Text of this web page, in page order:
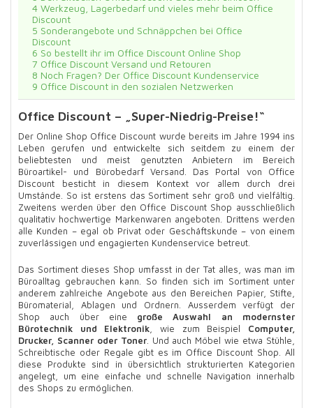
4 Werkzeug, Lagerbedarf und vieles mehr beim Office
Discount
5 Sonderangebote und Schnäppchen bei Office
Discount
6 So bestellt ihr im Office Discount Online Shop
7 Office Discount Versand und Retouren
8 Noch Fragen? Der Office Discount Kundenservice
9 Office Discount in den sozialen Netzwerken
Office Discount – „Super-Niedrig-Preise!“
Der Online Shop Office Discount wurde bereits im Jahre 1994 ins
Leben gerufen und entwickelte sich seitdem zu einem der
beliebtesten und meist genutzten Anbietern im Bereich
Büroartikel- und Bürobedarf Versand. Das Portal von Office
Discount besticht in diesem Kontext vor allem durch drei
Umstände. So ist erstens das Sortiment sehr groß und vielfältig.
Zweitens werden über den Office Discount Shop ausschließlich
qualitativ hochwertige Markenwaren angeboten. Drittens werden
alle Kunden – egal ob Privat oder Geschäftskunde – von einem
zuverlässigen und engagierten Kundenservice betreut.
Das Sortiment dieses Shop umfasst in der Tat alles, was man im
Büroalltag gebrauchen kann. So finden sich im Sortiment unter
anderem zahlreiche Angebote aus den Bereichen Papier, Stifte,
Büromaterial, Ablagen und Ordnern. Ausserdem verfügt der
Shop auch über eine große Auswahl an modernster
Bürotechnik und Elektronik , wie zum Beispiel Computer,
Drucker, Scanner oder Toner. Und auch Möbel wie etwa Stühle,
Schreibtische oder Regale gibt es im Office Discount Shop. All
diese Produkte sind in übersichtlich strukturierten Kategorien
angelegt, um eine einfache und schnelle Navigation innerhalb
des Shops zu ermöglichen.